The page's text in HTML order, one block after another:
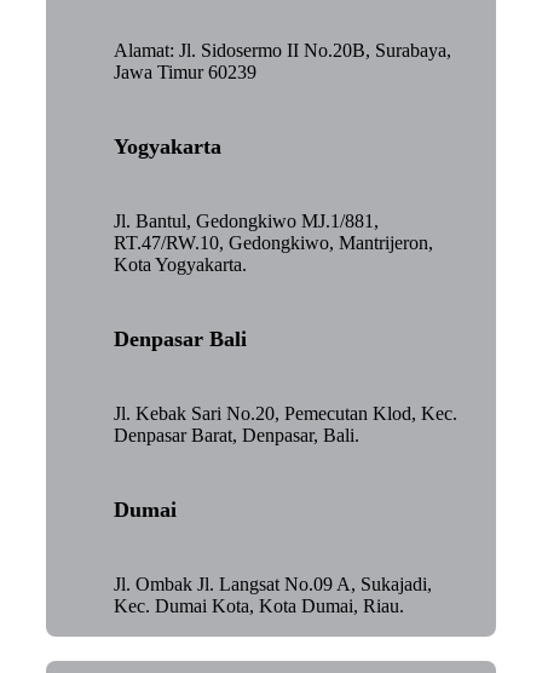
Alamat: Jl. Sidosermo II No.20B, Surabaya,
Jawa Timur 60239
Yogyakarta
Jl. Bantul, Gedongkiwo MJ.1/881,
RT.47/RW.10, Gedongkiwo, Mantrijeron,
Kota Yogyakarta.
Denpasar Bali
Jl. Kebak Sari No.20, Pemecutan Klod, Kec.
Denpasar Barat, Denpasar, Bali.
Dumai
Jl. Ombak Jl. Langsat No.09 A, Sukajadi,
Kec. Dumai Kota, Kota Dumai, Riau.